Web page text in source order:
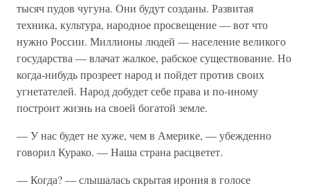
тысяч пудов чугуна. Они будут созданы. Развитая
техника, культура, народное просвещение — вот что
нужно России. Миллионы людей — население великого
государства — влачат жалкое, рабское существование. Но
когда-нибудь прозреет народ и пойдет против своих
угнетателей. Народ добудет себе права и по-иному
построит жизнь на своей богатой земле.
— У нас будет не хуже, чем в Америке, — убежденно
говорил Курако. — Наша страна расцветет.
— Когда? — слышалась скрытая ирония в голосе